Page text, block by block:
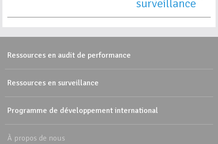
surveillance
Ressources en audit de performance
Ressources en surveillance
Programme de développement international
À propos de nous